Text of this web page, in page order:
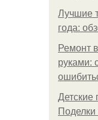
Лучшие
года:
Ремонт
руками:
Детские
Поделки